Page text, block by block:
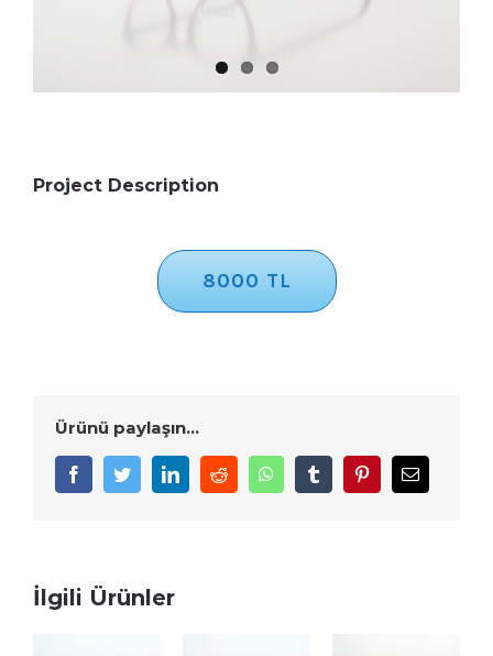
Project Description
8000 TL
Ürünü paylaşın...
FacebookTwitterLinkedInReddit WhatsAppTumblr PinterestE-
posta
İlgili Ürünler